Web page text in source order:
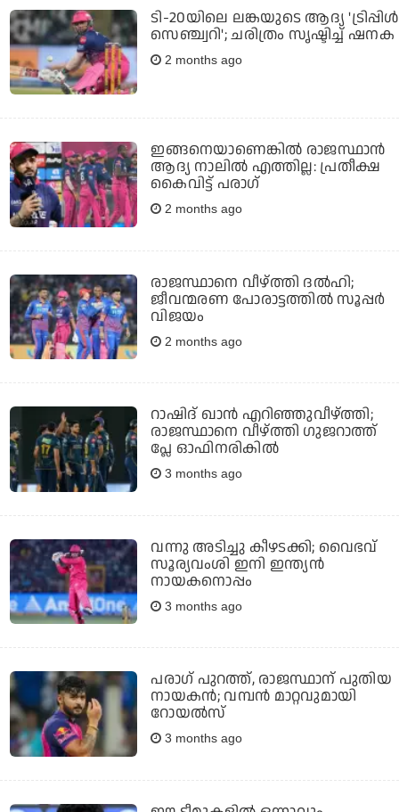
ടി-20യിലെ ലങ്കയുടെ ആദ്യ 'ട്രിപ്പിള്‍
സെഞ്ച്വറി'; ചരിത്രം സൃഷ്ടിച്ച് ഷനക
2 months ago
ഇങ്ങനെയാണെങ്കില്‍ രാജസ്ഥാന്‍
ആദ്യ നാലില്‍ എത്തില്ല: പ്രതീക്ഷ
കൈവിട്ട് പരാഗ്
2 months ago
രാജസ്ഥാനെ വീഴ്ത്തി ദൽഹി;
ജീവന്മരണ പോരാട്ടത്തിൽ സൂപ്പർ
വിജയം
2 months ago
റാഷിദ് ഖാന്‍ എറിഞ്ഞുവീഴ്ത്തി;
രാജസ്ഥാനെ വീഴ്ത്തി ഗുജറാത്ത്
പ്ലേ ഓഫിനരികില്‍
3 months ago
വന്നു അടിച്ചു കീഴടക്കി; വൈഭവ്
സൂര്യവംശി ഇനി ഇന്ത്യന്‍
നായകനൊപ്പം
3 months ago
പരാഗ് പുറത്ത്, രാജസ്ഥാന് പുതിയ
നായകന്‍; വമ്പന്‍ മാറ്റവുമായി
റോയല്‍സ്
3 months ago